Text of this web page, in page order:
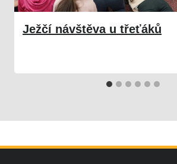
Ježčí návštěva u třeťáků